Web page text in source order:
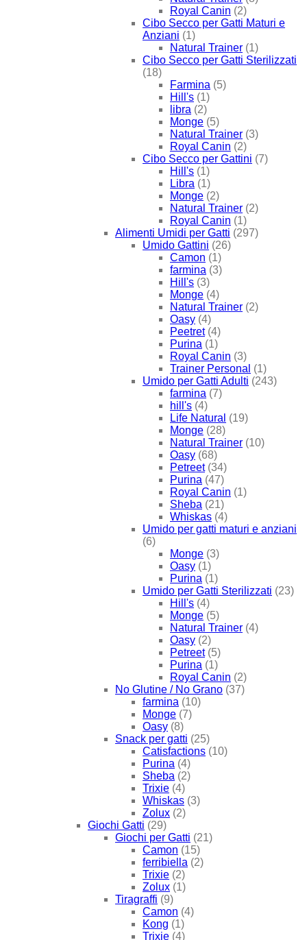
Royal Canin (2)
Cibo Secco per Gatti Maturi e
Anziani (1)
Natural Trainer (1)
Cibo Secco per Gatti Sterilizzati
(18)
Farmina (5)
Hill's (1)
libra (2)
Monge (5)
Natural Trainer (3)
Royal Canin (2)
Cibo Secco per Gattini (7)
Hill's (1)
Libra (1)
Monge (2)
Natural Trainer (2)
Royal Canin (1)
Alimenti Umidi per Gatti (297)
Umido Gattini (26)
Camon (1)
farmina (3)
Hill's (3)
Monge (4)
Natural Trainer (2)
Oasy (4)
Peetret (4)
Purina (1)
Royal Canin (3)
Trainer Personal (1)
Umido per Gatti Adulti (243)
farmina (7)
hill's (4)
Life Natural (19)
Monge (28)
Natural Trainer (10)
Oasy (68)
Petreet (34)
Purina (47)
Royal Canin (1)
Sheba (21)
Whiskas (4)
Umido per gatti maturi e anziani
(6)
Monge (3)
Oasy (1)
Purina (1)
Umido per Gatti Sterilizzati (23)
Hill's (4)
Monge (5)
Natural Trainer (4)
Oasy (2)
Petreet (5)
Purina (1)
Royal Canin (2)
No Glutine / No Grano (37)
farmina (10)
Monge (7)
Oasy (8)
Snack per gatti (25)
Catisfactions (10)
Purina (4)
Sheba (2)
Trixie (4)
Whiskas (3)
Zolux (2)
Giochi Gatti (29)
Giochi per Gatti (21)
Camon (15)
ferribiella (2)
Trixie (2)
Zolux (1)
Tiragraffi (9)
Camon (4)
Kong (1)
Trixie (4)